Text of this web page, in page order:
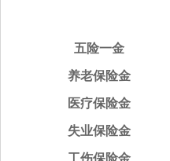
五险一金
养老保险金
医疗保险金
失业保险金
工伤保险金